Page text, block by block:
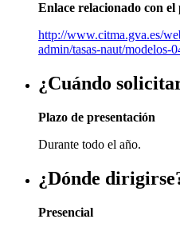
Enlace relacionado con el
http://www.citma.gva.es/
admin/tasas-naut/modelos-
¿Cuándo
Plazo de presentación
Durante todo el año.
¿Dónde
Presencial